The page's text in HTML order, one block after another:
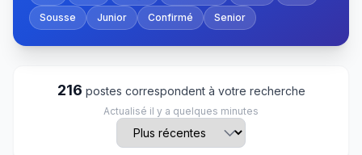
Sousse
Junior Confirmé Senior
216 postes correspondent à votre recherche
Actualisé il y a quelques minutes